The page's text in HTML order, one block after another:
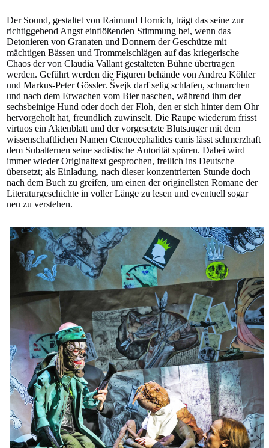
Der Sound, gestaltet von Raimund Hornich, trägt das seine zur
richtiggehend Angst einflößenden Stimmung bei, wenn das
Detonieren von Granaten und Donnern der Geschütze mit
mächtigen Bässen und Trommelschlägen auf das kriegerische
Chaos der von Claudia Vallant gestalteten Bühne übertragen
werden. Geführt werden die Figuren behände von Andrea Köhler
und Markus-Peter Gössler. Švejk darf selig schlafen, schnarchen
und nach dem Erwachen vom Bier naschen, während ihm der
sechsbeinige Hund oder doch der Floh, den er sich hinter dem Ohr
hervorgeholt hat, freundlich zuwinselt. Die Raupe wiederum frisst
virtuos ein Aktenblatt und der vorgesetzte Blutsauger mit dem
wissenschaftlichen Namen Ctenocephalides canis lässt schmerzhaft
dem Subalternen seine sadistische Autorität spüren. Dabei wird
immer wieder Originaltext gesprochen, freilich ins Deutsche
übersetzt; als Einladung, nach dieser konzentrierten Stunde doch
nach dem Buch zu greifen, um einen der originellsten Romane der
Literaturgeschichte in voller Länge zu lesen und eventuell sogar
neu zu verstehen.